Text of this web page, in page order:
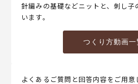
針編みの基礎などニットと、刺し子
います。
つくり方動画一
よくあるご質問と回答内容をご用